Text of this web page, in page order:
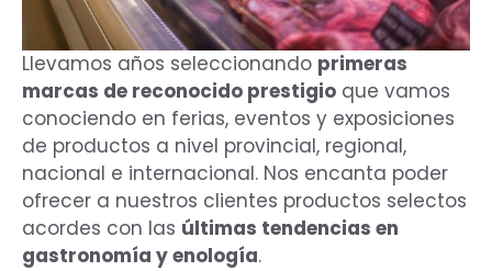
Llevamos años seleccionando primeras
marcas de reconocido prestigio que vamos
conociendo en ferias, eventos y exposiciones
de productos a nivel provincial, regional,
nacional e internacional. Nos encanta poder
ofrecer a nuestros clientes productos selectos
acordes con las últimas tendencias en
gastronomía y enología.